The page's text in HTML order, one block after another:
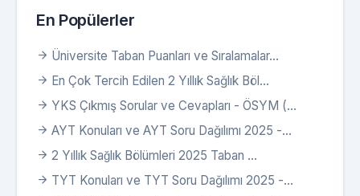
En Popülerler
Üniversite Taban Puanları ve Sıralamalar...
En Çok Tercih Edilen 2 Yıllık Sağlık Böl...
YKS Çıkmış Sorular ve Cevapları - ÖSYM (...
AYT Konuları ve AYT Soru Dağılımı 2025 -...
2 Yıllık Sağlık Bölümleri 2025 Taban ...
TYT Konuları ve TYT Soru Dağılımı 2025 -...